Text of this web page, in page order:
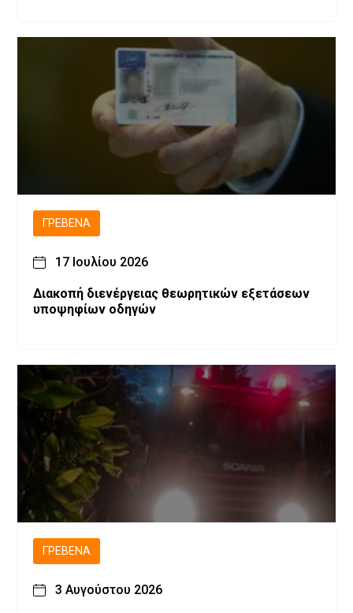
ΓΡΕΒΕΝΆ
17 Ιουλίου 2026
Διακοπή διενέργειας θεωρητικών εξετάσεων
υποψηφίων οδηγών
ΓΡΕΒΕΝΆ
3 Αυγούστου 2026